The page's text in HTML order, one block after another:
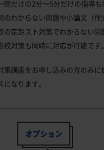
問だけの2分〜5分だけの指導も
のわからない問題や小論文（作
の定期スト対策でわからない問
対策も同時に対応が可能です。
策講座をお申し込みの方のみに
なります。
オプション